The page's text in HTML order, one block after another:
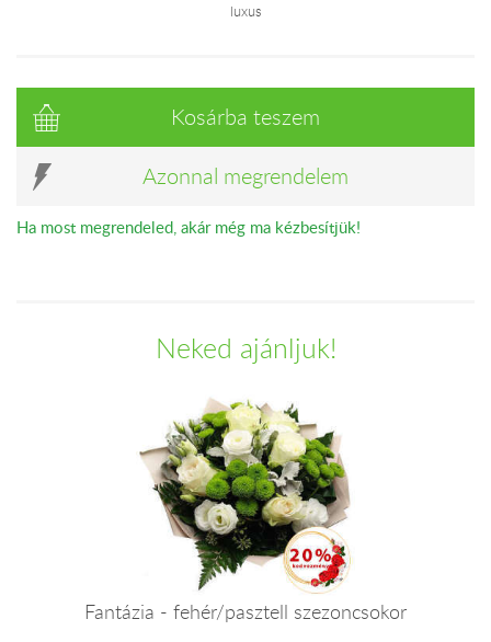
luxus
Kosárba teszem
Azonnal megrendelem
Ha most megrendeled, akár még ma kézbesítjük!
Neked ajánljuk!
Fantázia - fehér/pasztell szezoncsokor